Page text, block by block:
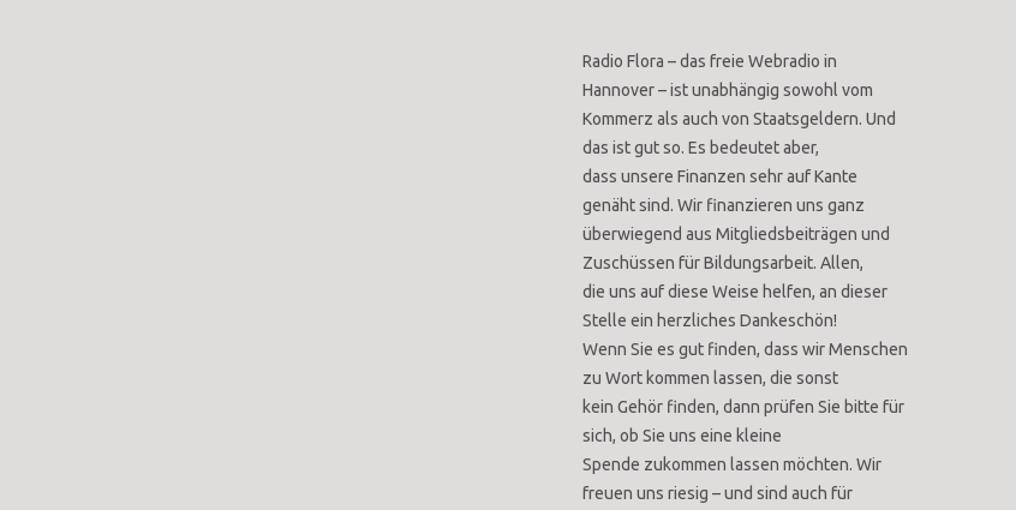
Radio Flora – das freie Webradio in
Hannover – ist unabhängig sowohl vom
Kommerz als auch von Staatsgeldern. Und
das ist gut so. Es bedeutet aber,
dass unsere Finanzen sehr auf Kante
genäht sind. Wir finanzieren uns ganz
überwiegend aus Mitgliedsbeiträgen und
Zuschüssen für Bildungsarbeit. Allen,
die uns auf diese Weise helfen, an dieser
Stelle ein herzliches Dankeschön!
Wenn Sie es gut finden, dass wir Menschen
zu Wort kommen lassen, die sonst
kein Gehör finden, dann prüfen Sie bitte für
sich, ob Sie uns eine kleine
Spende zukommen lassen möchten. Wir
freuen uns riesig – und sind auch für